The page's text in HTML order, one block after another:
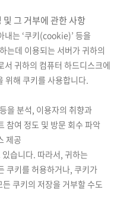
그 거부에 관한 사항
내는 ‘쿠키(cookie)’ 등을
는데 이용되는 서버가 귀하의
서 귀하의 컴퓨터 하드디스크에
위해 쿠키를 사용합니다.
을 분석, 이용자의 취향과
참여 정도 및 방문 회수 파악
제공
습니다. 따라서, 귀하는
쿠키를 허용하거나, 쿠키가
쿠키의 저장을 거부할 수도